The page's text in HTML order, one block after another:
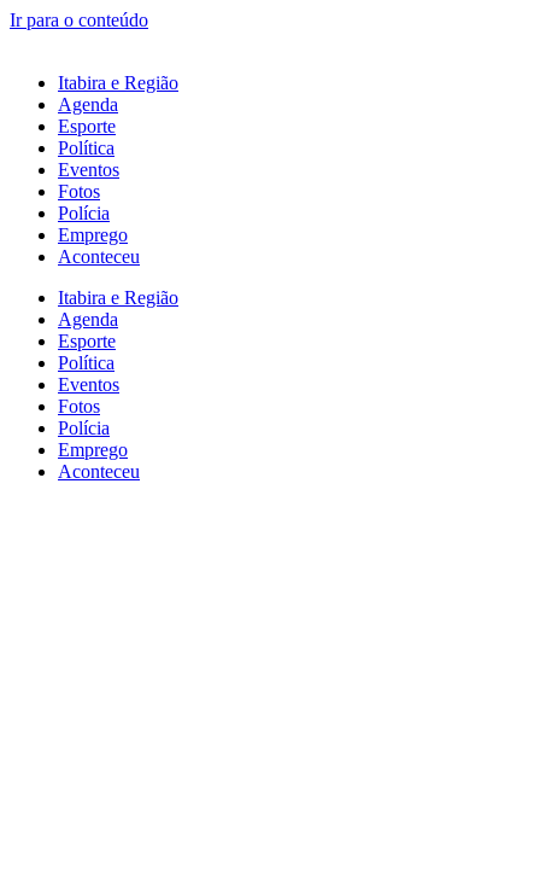
Ir para o conteúdo
Itabira e Região
Agenda
Esporte
Política
Eventos
Fotos
Polícia
Emprego
Aconteceu
Itabira e Região
Agenda
Esporte
Política
Eventos
Fotos
Polícia
Emprego
Aconteceu